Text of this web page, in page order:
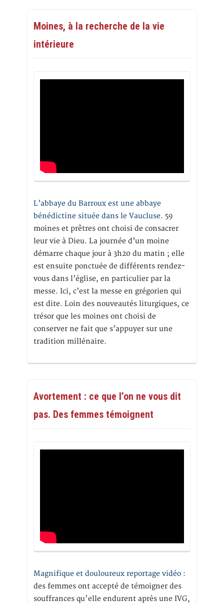
Moines, à la recherche de la vie
intérieure
L’abbaye du Barroux est une abbaye
bénédictine située dans le Vaucluse. 59
moines et prêtres ont choisi de consacrer
leur vie à Dieu. La journée d’un moine
démarre chaque jour à 3h20 du matin ; elle
est ensuite ponctuée de différents rendez-
vous dans l’église, en particulier par la
messe. Ici, c’est la messe en grégorien qui
est dite. Loin des nouveautés liturgiques, ce
trésor que les moines ont choisi de
conserver ne fait que s’appuyer sur une
tradition millénaire.
Avortement : ce que l’on ne vous dit
pas. Des femmes témoignent
Magnifique et douloureux reportage vidéo :
des femmes ont accepté de témoigner des
souffrances qu'elle endurent après une IVG,